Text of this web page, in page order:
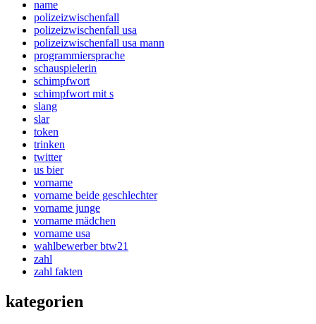
name
polizeizwischenfall
polizeizwischenfall usa
polizeizwischenfall usa mann
programmiersprache
schauspielerin
schimpfwort
schimpfwort mit s
slang
slar
token
trinken
twitter
us bier
vorname
vorname beide geschlechter
vorname junge
vorname mädchen
vorname usa
wahlbewerber btw21
zahl
zahl fakten
kategorien